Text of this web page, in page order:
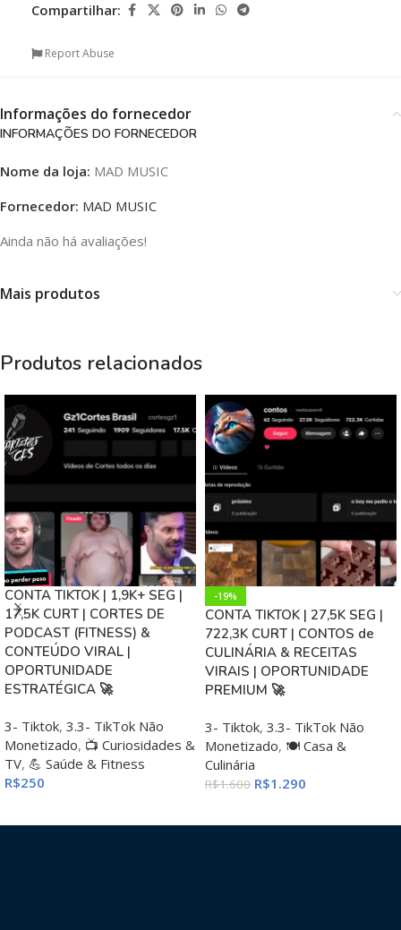
Compartilhar:
Report Abuse
Informações do fornecedor
INFORMAÇÕES DO FORNECEDOR
Nome da loja: MAD MUSIC
Fornecedor: MAD MUSIC
Ainda não há avaliações!
Mais produtos
Produtos relacionados
CONTA TIKTOK | 1,9K+ SEG |
17,5K CURT | CORTES DE
PODCAST (FITNESS) &
CONTEÚDO VIRAL |
OPORTUNIDADE
ESTRATÉGICA 🚀
3- Tiktok, 3.3- TikTok Não
Monetizado, 📺 Curiosidades &
TV, 💪 Saúde & Fitness
R$250
-19%
CONTA TIKTOK | 27,5K SEG |
722,3K CURT | CONTOS de
CULINÁRIA & RECEITAS
VIRAIS | OPORTUNIDADE
PREMIUM 🚀
3- Tiktok, 3.3- TikTok Não
Monetizado, 🍽️ Casa &
Culinária
R$1.600 R$1.290